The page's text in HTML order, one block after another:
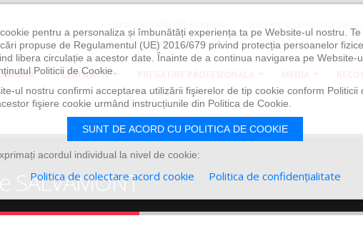
LEGISLATIE
SALVAMONT
pentru a personaliza și îmbunătăți experiența ta pe Website-ul nostru.
propuse de Regulamentul (UE) 2016/679 privind protecția persoanelor
libera circulație a acestor date. Înainte de a continua navigarea pe Website-
Politicii de Cookie.
ul nostru confirmi acceptarea utilizării fişierelor de tip cookie conform
fişiere cookie urmând instrucțiunile din Politica de Cookie.
SUNT DE ACORD CU POLITICA DE COOKIE
acordul individual la nivel de cookie:
Politica de colectare acord cookie Politica de confidențialitate